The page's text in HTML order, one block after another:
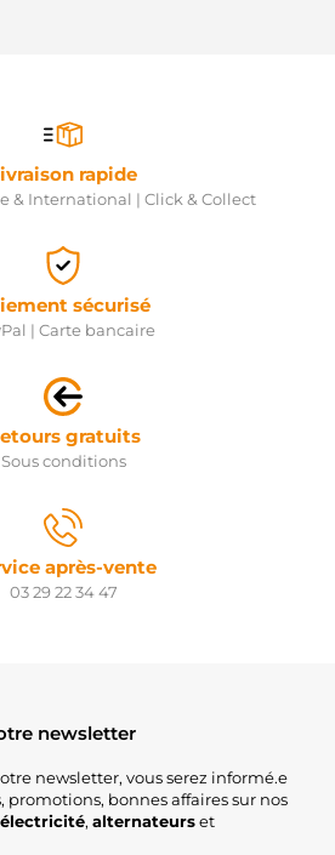
rapide
& International | Click & Collect
sécurisé
| Carte bancaire
gratuits
Sous conditions
après-vente
03 29 22 34 47
newsletter
newsletter, vous serez informé.e
promotions, bonnes affaires sur nos
électricité, alternateurset